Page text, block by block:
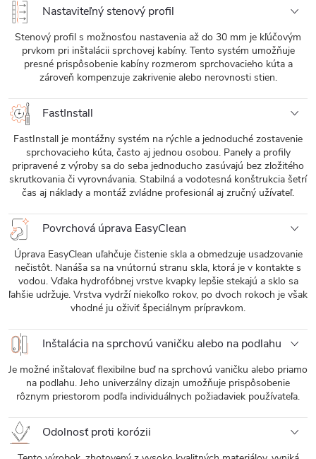
Nastaviteľný stenový profil
Stenový profil s možnosťou nastavenia až do 30 mm je kľúčovým
prvkom pri inštalácii sprchovej kabíny. Tento systém umožňuje
presné prispôsobenie kabíny rozmerom sprchovacieho kúta a
zároveň kompenzuje zakrivenie alebo nerovnosti stien.
FastInstall
FastInstall je montážny systém na rýchle a jednoduché zostavenie
sprchovacieho kúta, často aj jednou osobou. Panely a profily
pripravené z výroby sa do seba jednoducho zasúvajú bez zložitého
skrutkovania či vyrovnávania. Stabilná a vodotesná konštrukcia šetrí
čas aj náklady a montáž zvládne profesionál aj zručný užívateľ.
Povrchová úprava EasyClean
Úprava EasyClean uľahčuje čistenie skla a obmedzuje usadzovanie
nečistôt. Nanáša sa na vnútornú stranu skla, ktorá je v kontakte s
vodou. Vďaka hydrofóbnej vrstve kvapky lepšie stekajú a sklo sa
ľahšie udržuje. Vrstva vydrží niekoľko rokov, po dvoch rokoch je však
vhodné ju oživiť špeciálnym prípravkom.
Inštalácia na sprchovú vaničku alebo na podlahu
Je možné inštalovať flexibilne buď na sprchovú vaničku alebo priamo
na podlahu. Jeho univerzálny dizajn umožňuje prispôsobenie
rôznym priestorom podľa individuálnych požiadaviek používateľa.
Odolnosť proti korózii